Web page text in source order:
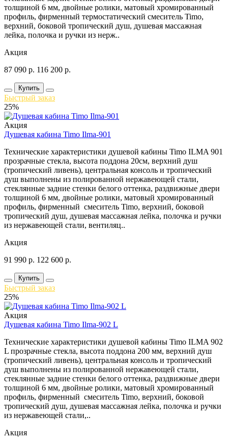
толщиной 6 мм, двойные ролики, матовый хромированный
профиль, фирменный термостатический смеситель Timo,
верхний, боковой тропический душ, душевая массажная
лейка, полочка и ручки из нерж..
Акция
87 090 р. 116 200 р.
Купить
Быстрый заказ
25%
Акция
Душевая кабина Timo Ilma-901
Технические характеристики душевой кабины Timo ILMA 901
прозрачные стекла, высота поддона 20см, верхний душ
(тропический ливень), центральная консоль и тропический
душ выполнены из полированной нержавеющей стали,
стеклянные задние стенки белого оттенка, раздвижные двери
толщиной 6 мм, двойные ролики, матовый хромированный
профиль, фирменный смеситель Timo, верхний, боковой
тропический душ, душевая массажная лейка, полочка и ручки
из нержавеющей стали, вентиляц..
Акция
91 990 р. 122 600 р.
Купить
Быстрый заказ
25%
Акция
Душевая кабина Timo Ilma-902 L
Технические характеристики душевой кабины Timo ILMA 902
L прозрачные стекла, высота поддона 200 мм, верхний душ
(тропический ливень), центральная консоль и тропический
душ выполнены из полированной нержавеющей стали,
стеклянные задние стенки белого оттенка, раздвижные двери
толщиной 6 мм, двойные ролики, матовый хромированный
профиль, фирменный смеситель Timo, верхний, боковой
тропический душ, душевая массажная лейка, полочка и ручки
из нержавеющей стали,..
Акция